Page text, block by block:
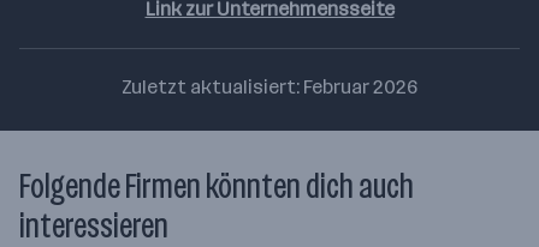
Link zur Unternehmensseite
Zuletzt aktualisiert: Februar 2026
Folgende Firmen könnten dich auch
interessieren